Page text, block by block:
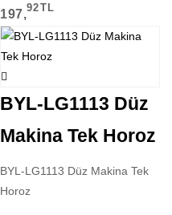
197,92TL
BYL-LG1113 Düz
Makina Tek Horoz
BYL-LG1113 Düz Makina Tek
Horoz